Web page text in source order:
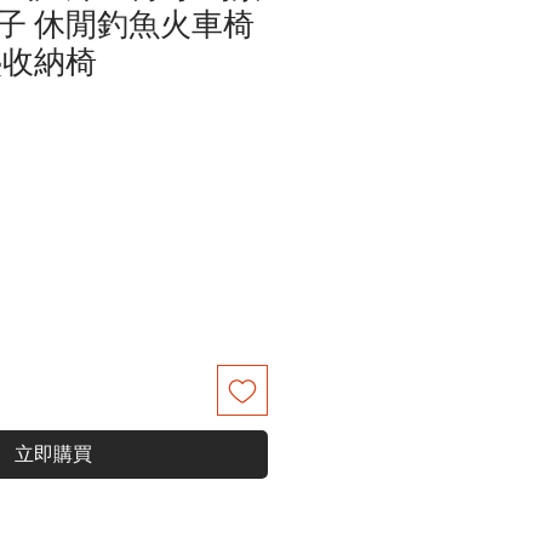
休閒釣魚火車椅
納椅
立即購買